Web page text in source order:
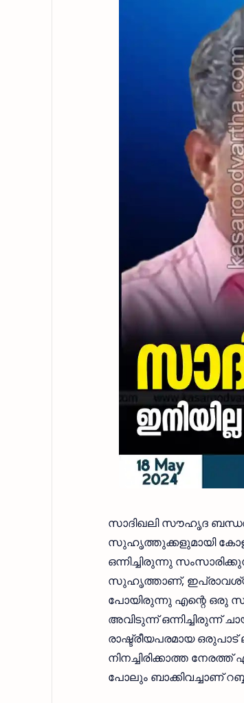
സാദിഖലി സൗഹൃദ
സുഹൃത്തുക്കളുമായി
ഒന്നിച്ചിരുന്നു
സുഹൃത്താണ്, ഇപ്രാവശ്യം
പോയിരുന്നു എന്റെ ഒരു
അവിടുന്ന് ഒന്നിച്ചിരുന്ന്
രാഷ്ട്രീയപരമായ
നിനച്ചിരിക്കാത്ത
പോലും ബാക്കിവച്ചാണ്